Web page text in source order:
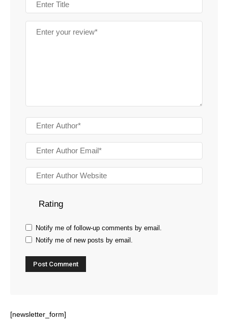
Rating
Notify me of follow-up comments by email.
Notify me of new posts by email.
[newsletter_form]